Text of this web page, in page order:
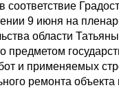
соответствие
9 июня на
области
и применяемых
ремонта